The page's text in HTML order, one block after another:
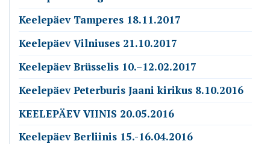
Keelepäev Tamperes 18.11.2017
Keelepäev Vilniuses 21.10.2017
Keelepäev Brüsselis 10.–12.02.2017
Keelepäev Peterburis Jaani kirikus 8.10.2016
KEELEPÄEV VIINIS 20.05.2016
Keelepäev Berliinis 15.-16.04.2016